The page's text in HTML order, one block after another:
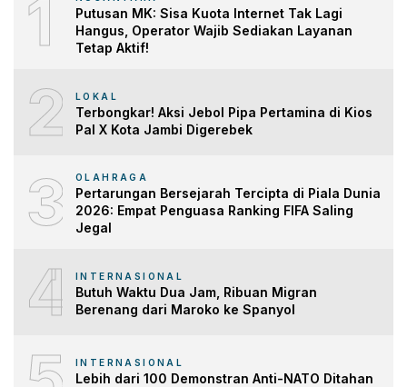
1
Putusan MK: Sisa Kuota Internet Tak Lagi
Hangus, Operator Wajib Sediakan Layanan
Tetap Aktif!
2 LOKAL
Terbongkar! Aksi Jebol Pipa Pertamina di Kios
Pal X Kota Jambi Digerebek
3 OLAHRAGA
Pertarungan Bersejarah Tercipta di Piala Dunia
2026: Empat Penguasa Ranking FIFA Saling
Jegal
4 INTERNASIONAL
Butuh Waktu Dua Jam, Ribuan Migran
Berenang dari Maroko ke Spanyol
INTERNASIONAL
Lebih dari 100 Demonstran Anti-NATO Ditahan